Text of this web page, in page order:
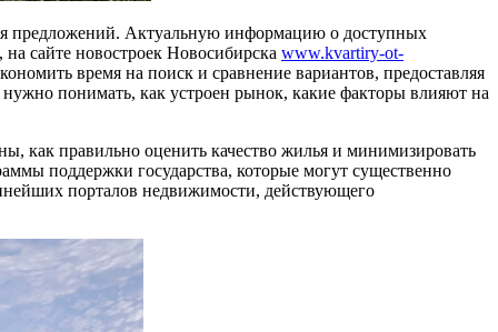
предложений. Актуальную информацию о доступных
сайте новостроек Новосибирска www.kvartiry-ot-
время на поиск и сравнение вариантов, предоставляя
понимать, как устроен рынок, какие факторы влияют на
как правильно оценить качество жилья и минимизировать
поддержки государства, которые могут существенно
порталов недвижимости, действующего